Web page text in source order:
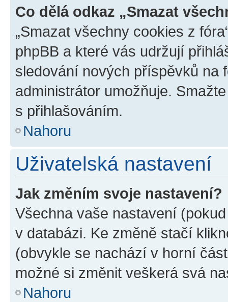
Co dělá odkaz „Smazat
„Smazat všechny cookies z
phpBB a které vás udržují
sledování nových příspěvků na
administrátor umožňuje.
s přihlašováním.
Nahoru
Uživatelská nastavení
Jak změním svoje nastavení?
Všechna vaše nastavení
v databázi. Ke změně stačí
(obvykle se nachází v horní
možné si změnit veškerá svá
Nahoru